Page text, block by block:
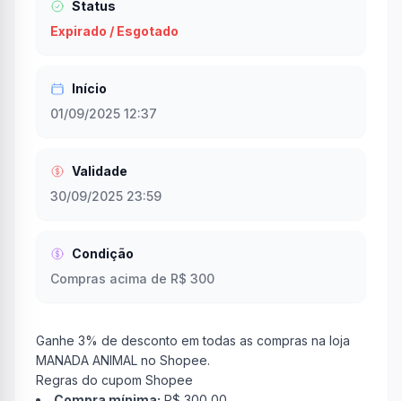
Status
Expirado / Esgotado
Início
01/09/2025 12:37
Validade
30/09/2025 23:59
Condição
Compras acima de R$ 300
Ganhe 3% de desconto em todas as compras na loja
MANADA ANIMAL no Shopee.
Regras do cupom Shopee